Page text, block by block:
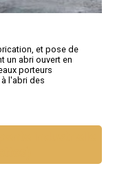
et pose de
un abri ouvert en
porteurs
l'abri des